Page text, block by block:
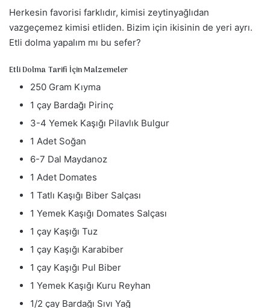
d
e
r
e
k
Herkesin favorisi farklıdır, kimisi zeytinyağlıdan
vazgeçemez kimisi etliden. Bizim için ikisinin de yeri ayrı.
Etli dolma yapalım mı bu sefer?
Etli Dolma Tarifi İçin Malzemeler
250 Gram Kıyma
1 çay Bardağı Pirinç
3-4 Yemek Kaşığı Pilavlık Bulgur
1 Adet Soğan
6-7 Dal Maydanoz
1 Adet Domates
1 Tatlı Kaşığı Biber Salçası
1 Yemek Kaşığı Domates Salçası
1 çay Kaşığı Tuz
1 çay Kaşığı Karabiber
1 çay Kaşığı Pul Biber
1 Yemek Kaşığı Kuru Reyhan
1/2 çay Bardağı Sıvı Yağ